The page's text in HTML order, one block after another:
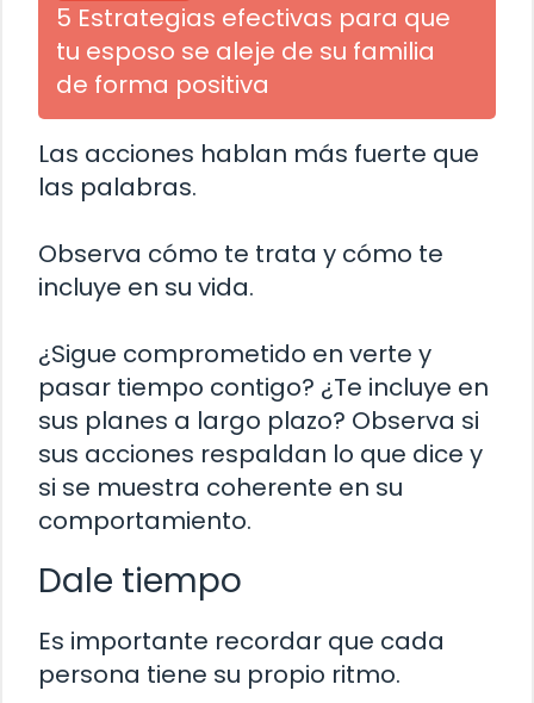
5 Estrategias efectivas para que
tu esposo se aleje de su familia
de forma positiva
Las acciones hablan más fuerte que
las palabras.
Observa cómo te trata y cómo te
incluye en su vida.
¿Sigue comprometido en verte y
pasar tiempo contigo? ¿Te incluye en
sus planes a largo plazo? Observa si
sus acciones respaldan lo que dice y
si se muestra coherente en su
comportamiento.
Dale tiempo
Es importante recordar que cada
persona tiene su propio ritmo.